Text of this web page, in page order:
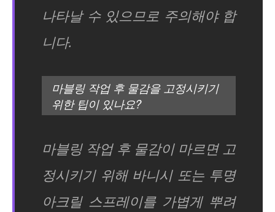
나타날 수 있으므로 주의해야 합
니다.
마블링 작업 후 물감을 고정시키기
위한 팁이 있나요?
마블링 작업 후 물감이 마르면 고
정시키기 위해 바니시 또는 투명
아크릴 스프레이를 가볍게 뿌려